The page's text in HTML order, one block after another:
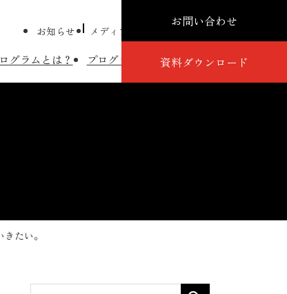
お知らせ メディア掲載 プレスリリース
グラムとは？ プログラム詳細 講師紹介 導入事例
お問い合わせ
資料ダウンロード
たい。